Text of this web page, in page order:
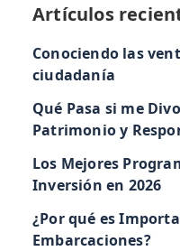
Artículos
Conociendo las
ciudadanía
Qué Pasa si me
Patrimonio y
Los Mejores
Inversión en 2026
¿Por qué es
Embarcaciones?